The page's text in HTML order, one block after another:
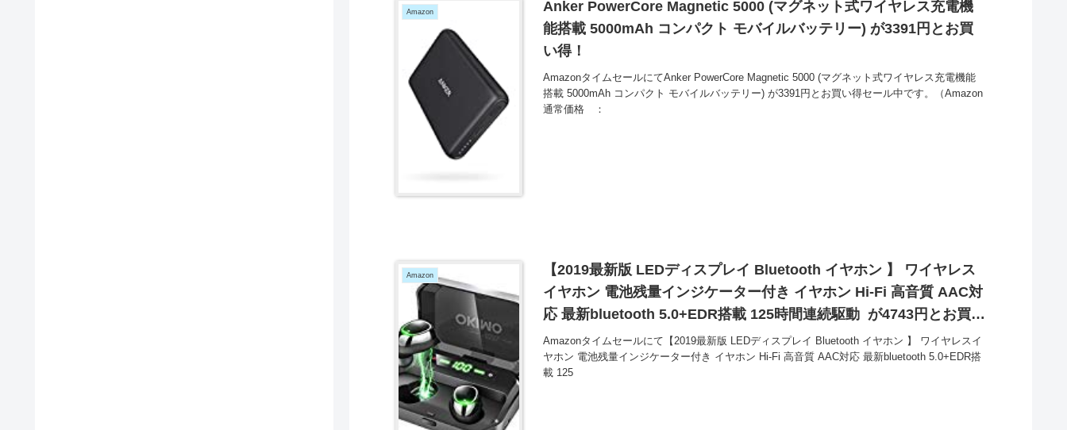
Amazon
Anker PowerCore Magnetic 5000 (マグネット式ワイヤレス充電機
能搭載 5000mAh コンパクト モバイルバッテリー) が3391円とお買
い得！
AmazonタイムセールにてAnker PowerCore Magnetic 5000 (マグネット式ワイヤレス充電機能
搭載 5000mAh コンパクト モバイルバッテリー) が3391円とお買い得セール中です。（Amazon
通常価格 ：
Amazon
【2019最新版 LEDディスプレイ Bluetooth イヤホン 】 ワイヤレス
イヤホン 電池残量インジケーター付き イヤホン Hi-Fi 高音質 AAC対
応 最新bluetooth 5.0+EDR搭載 125時間連続駆動 が4743円とお買い
得！
Amazonタイムセールにて【2019最新版 LEDディスプレイ Bluetooth イヤホン 】 ワイヤレスイ
ヤホン 電池残量インジケーター付き イヤホン Hi-Fi 高音質 AAC対応 最新bluetooth 5.0+EDR搭
載 125